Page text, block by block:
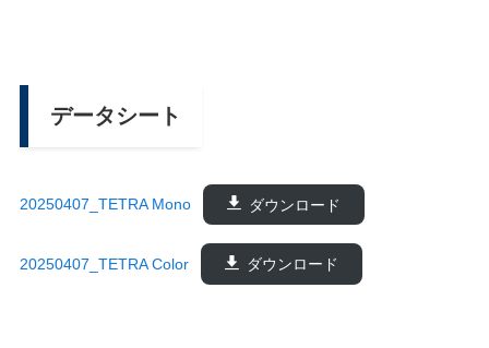
データシート
20250407_TETRA Mono ダウンロード
20250407_TETRA Color ダウンロード